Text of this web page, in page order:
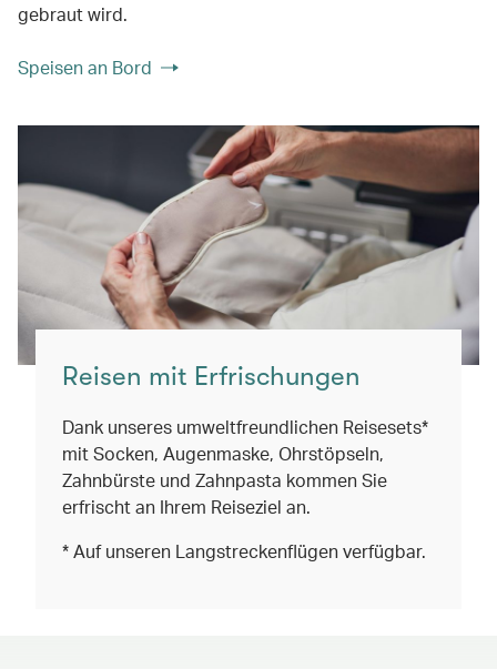
gebraut wird.
Speisen an Bord
Reisen mit Erfrischungen
Dank unseres umweltfreundlichen Reisesets*
mit Socken, Augenmaske, Ohrstöpseln,
Zahnbürste und Zahnpasta kommen Sie
erfrischt an Ihrem Reiseziel an.
* Auf unseren Langstreckenflügen verfügbar.